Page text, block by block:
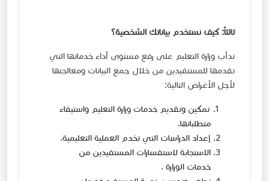
ثالثاً: كيف نستخدم بياناتك الشخصية؟
تدأب وزارة التعليم على رفع مستوى أداء خدماتها التي
تقدمها للمستفيدين من خلال جمع البيانات ومعالجتها ​
لأجل الأغراض التالية:
تمكين وتقديم خدمات وزارة التعليم واستيفاء
متطلباتها.
إعداد الدراسات التي تخدم العملية التعليمية.
الاستجابة لاستفسارات المستفيدين من
خدمات الوزارة .